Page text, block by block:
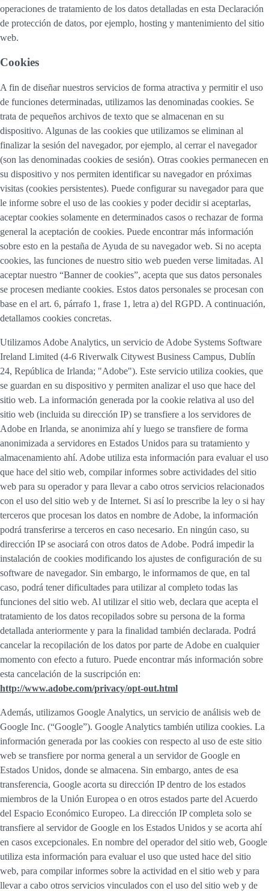
operaciones de tratamiento de los datos detalladas en esta Declaración
de protección de datos, por ejemplo, hosting y mantenimiento del sitio
web.
Cookies
A fin de diseñar nuestros servicios de forma atractiva y permitir el uso
de funciones determinadas, utilizamos las denominadas cookies. Se
trata de pequeños archivos de texto que se almacenan en su
dispositivo. Algunas de las cookies que utilizamos se eliminan al
finalizar la sesión del navegador, por ejemplo, al cerrar el navegador
(son las denominadas cookies de sesión). Otras cookies permanecen en
su dispositivo y nos permiten identificar su navegador en próximas
visitas (cookies persistentes). Puede configurar su navegador para que
le informe sobre el uso de las cookies y poder decidir si aceptarlas,
aceptar cookies solamente en determinados casos o rechazar de forma
general la aceptación de cookies. Puede encontrar más información
sobre esto en la pestaña de Ayuda de su navegador web. Si no acepta
cookies, las funciones de nuestro sitio web pueden verse limitadas. Al
aceptar nuestro “Banner de cookies”, acepta que sus datos personales
se procesen mediante cookies. Estos datos personales se procesan con
base en el art. 6, párrafo 1, frase 1, letra a) del RGPD. A continuación,
detallamos cookies concretas.
Utilizamos Adobe Analytics, un servicio de Adobe Systems Software
Ireland Limited (4-6 Riverwalk Citywest Business Campus, Dublín
24, República de Irlanda; "Adobe"). Este servicio utiliza cookies, que
se guardan en su dispositivo y permiten analizar el uso que hace del
sitio web. La información generada por la cookie relativa al uso del
sitio web (incluida su dirección IP) se transfiere a los servidores de
Adobe en Irlanda, se anonimiza ahí y luego se transfiere de forma
anonimizada a servidores en Estados Unidos para su tratamiento y
almacenamiento ahí. Adobe utiliza esta información para evaluar el uso
que hace del sitio web, compilar informes sobre actividades del sitio
web para su operador y para llevar a cabo otros servicios relacionados
con el uso del sitio web y de Internet. Si así lo prescribe la ley o si hay
terceros que procesan los datos en nombre de Adobe, la información
podrá transferirse a terceros en caso necesario. En ningún caso, su
dirección IP se asociará con otros datos de Adobe. Podrá impedir la
instalación de cookies modificando los ajustes de configuración de su
software de navegador. Sin embargo, le informamos de que, en tal
caso, podrá tener dificultades para utilizar al completo todas las
funciones del sitio web. Al utilizar el sitio web, declara que acepta el
tratamiento de los datos recopilados sobre su persona de la forma
detallada anteriormente y para la finalidad también declarada. Podrá
cancelar la recopilación de los datos por parte de Adobe en cualquier
momento con efecto a futuro. Puede encontrar más información sobre
esta cancelación de la suscripción en:
http://www.adobe.com/privacy/opt-out.html
Además, utilizamos Google Analytics, un servicio de análisis web de
Google Inc. (“Google”). Google Analytics también utiliza cookies. La
información generada por las cookies con respecto al uso de este sitio
web se transfiere por norma general a un servidor de Google en
Estados Unidos, donde se almacena. Sin embargo, antes de esa
transferencia, Google acorta su dirección IP dentro de los estados
miembros de la Unión Europea o en otros estados parte del Acuerdo
del Espacio Económico Europeo. La dirección IP completa solo se
transfiere al servidor de Google en los Estados Unidos y se acorta ahí
en casos excepcionales. En nombre del operador del sitio web, Google
utiliza esta información para evaluar el uso que usted hace del sitio
web, para compilar informes sobre la actividad en el sitio web y para
llevar a cabo otros servicios vinculados con el uso del sitio web y de